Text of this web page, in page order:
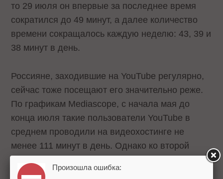
то 29 июля он впервые за последнее время
сократился до 49 минут, а далее количество
времени сокращалось каждую неделю: 43, 39 и
38 минут в день.
Россияне, заходившие на YouTube регулярно,
сейчас тоже посещают его значительно реже.
По графикам Mediascope, с начала мая до
конца июля такие пользователи YouTube в
среднем проводили на видеохостинге не
менее 111 минут в день. Однако ко второй
половине августа постоянные пользователи из
России тратили на YouTube уже примерно на
Произошла ошибка: